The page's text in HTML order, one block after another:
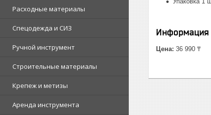
Расходные материалы
Спецодежда и СИЗ
Ручной инструмент
Строительные материалы
Крепеж и метизы
Аренда инструмента
Информация
Цена: 36 990 ₸